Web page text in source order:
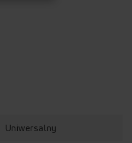
Uniwersalny